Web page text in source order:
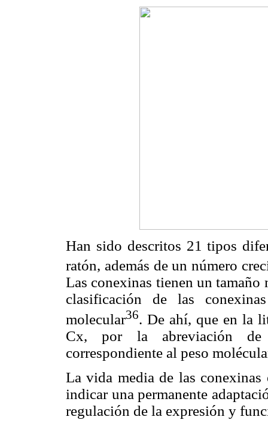
Han sido descritos 21 tipos
ratón, además de un número
Las conexinas tienen un
clasificación de las
molecular36. De ahí, que en la
Cx, por la abreviación de
correspondiente al peso
La vida media de las
indicar una permanente
regulación de la expresión y